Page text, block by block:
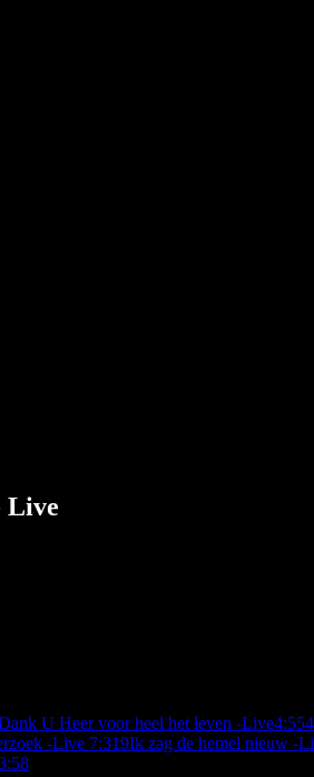
Live
U Heer voor heel het leven -Live4:554
-Live 7:319Ik zag de hemel nieuw -